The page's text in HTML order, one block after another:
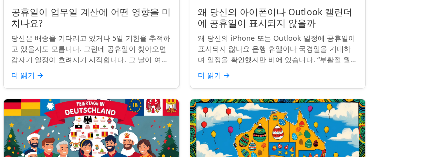
공휴일이 업무일 계산에 어떤 영향을 미
치나요?
당신은 배송을 기다리고 있거나 5일 기한을 추적하
고 있을지도 모릅니다. 그런데 공휴일이 찾아오면
갑자기 일정이 흐려지기 시작합니다. 그 날이 여전
히 계산에 포함되나요? 업무일 계산을 할 때 공휴
일은 생각보다 더 중요...
더 읽기 →
왜 당신의 아이폰이나 Outlook 캘린더
에 공휴일이 표시되지 않을까
왜 당신의 iPhone 또는 Outlook 일정에 공휴일이
표시되지 않나요 은행 휴일이나 국경일을 기대하
며 일정을 확인했지만 비어 있습니다. “부활절 월요
일”, “노동절”, “독립기념일”이 보이지 않네요.
iPhon...
더 읽기 →